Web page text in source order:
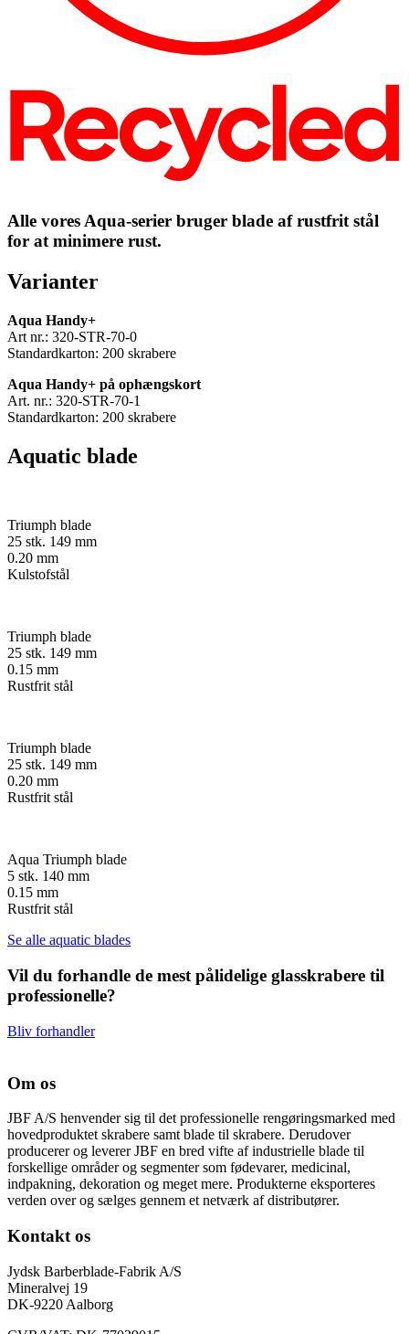
Alle vores Aqua-serier bruger blade af rustfrit stål
for at minimere rust.
Varianter
Aqua Handy+
Art nr.: 320-STR-70-0
Standardkarton: 200 skrabere
Aqua Handy+ på ophængskort
Art. nr.: 320-STR-70-1
Standardkarton: 200 skrabere
Aquatic blade
Triumph blade
25 stk. 149 mm
0.20 mm
Kulstofstål
Triumph blade
25 stk. 149 mm
0.15 mm
Rustfrit stål
Triumph blade
25 stk. 149 mm
0.20 mm
Rustfrit stål
Aqua Triumph blade
5 stk. 140 mm
0.15 mm
Rustfrit stål
Se alle aquatic blades
Vil du forhandle de mest pålidelige glasskrabere til
professionelle?
Bliv forhandler
Om os
JBF A/S henvender sig til det professionelle rengøringsmarked med
hovedproduktet skrabere samt blade til skrabere. Derudover
producerer og leverer JBF en bred vifte af industrielle blade til
forskellige områder og segmenter som fødevarer, medicinal,
indpakning, dekoration og meget mere. Produkterne eksporteres
verden over og sælges gennem et netværk af distributører.
Kontakt os
Jydsk Barberblade-Fabrik A/S
Mineralvej 19
DK-9220 Aalborg